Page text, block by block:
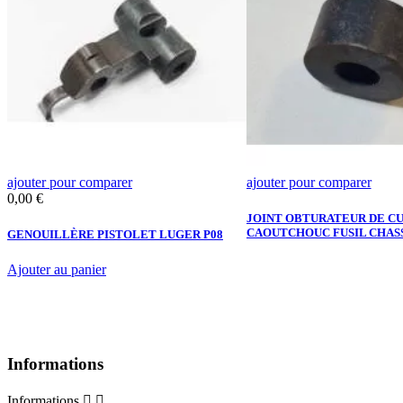
ajouter pour comparer
Prix
0,00 €
GENOUILLÈRE PISTOLET LUGER P08
Ajouter au panier
ajouter pour comparer
JOINT OBTURATEUR DE
CAOUTCHOUC FUSIL
Informations